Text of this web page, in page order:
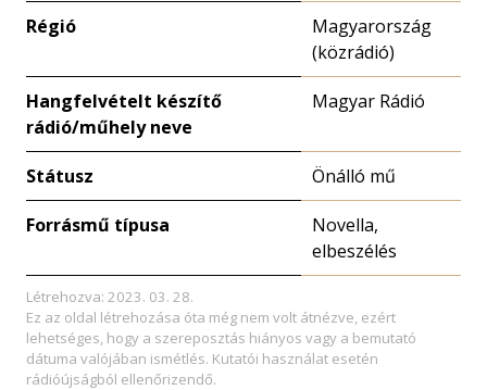
Régió
Magyarország
(közrádió)
Hangfelvételt készítő
rádió/műhely neve
Magyar Rádió
Státusz Önálló mű
Forrásmű típusa
Novella,
elbeszélés
Létrehozva: 2023. 03. 28.
Ez az oldal létrehozása óta még nem volt átnézve, ezért
lehetséges, hogy a szereposztás hiányos vagy a bemutató
dátuma valójában ismétlés. Kutatói használat esetén
rádióújságból ellenőrizendő.